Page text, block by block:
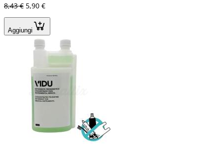
8,43 € 5,90 €
Aggiungi